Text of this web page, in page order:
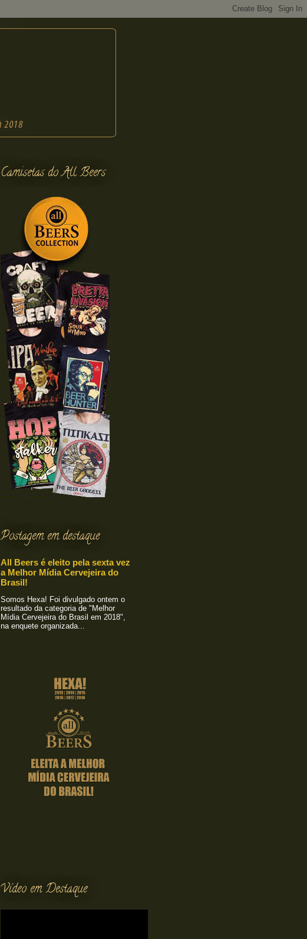
Camisetas do All Beers
Postagem em destaque
All Beers é eleito pela sexta vez
a Melhor Mídia Cervejeira do
Brasil!
Somos Hexa! Foi divulgado ontem o
resultado da categoria de "Melhor
Mídia Cervejeira do Brasil em 2018",
na enquete organizada...
Vídeo em Destaque